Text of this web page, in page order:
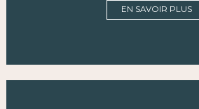
EN SAVOIR PLUS